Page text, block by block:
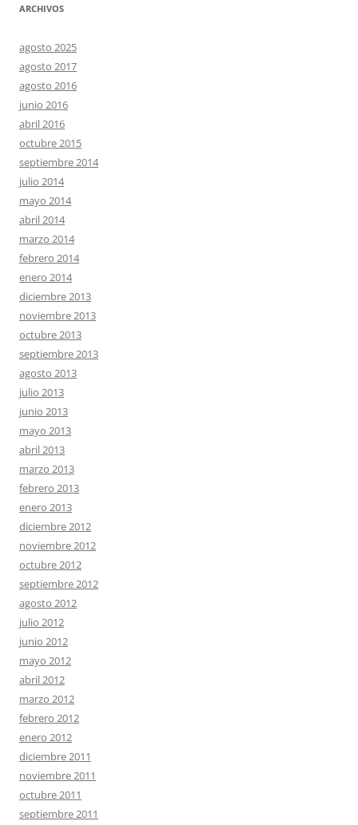
ARCHIVOS
agosto 2025
agosto 2017
agosto 2016
junio 2016
abril 2016
octubre 2015
septiembre 2014
julio 2014
mayo 2014
abril 2014
marzo 2014
febrero 2014
enero 2014
diciembre 2013
noviembre 2013
octubre 2013
septiembre 2013
agosto 2013
julio 2013
junio 2013
mayo 2013
abril 2013
marzo 2013
febrero 2013
enero 2013
diciembre 2012
noviembre 2012
octubre 2012
septiembre 2012
agosto 2012
julio 2012
junio 2012
mayo 2012
abril 2012
marzo 2012
febrero 2012
enero 2012
diciembre 2011
noviembre 2011
octubre 2011
septiembre 2011